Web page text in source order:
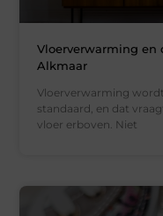
Vloerverwarming en
Alkmaar
Vloerverwarming
standaard, en dat
vloer erboven. Niet